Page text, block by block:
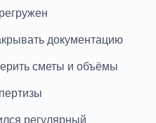
документацию
сметы и объёмы
регулярный